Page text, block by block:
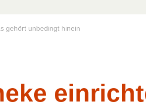
gehört unbedingt hinein